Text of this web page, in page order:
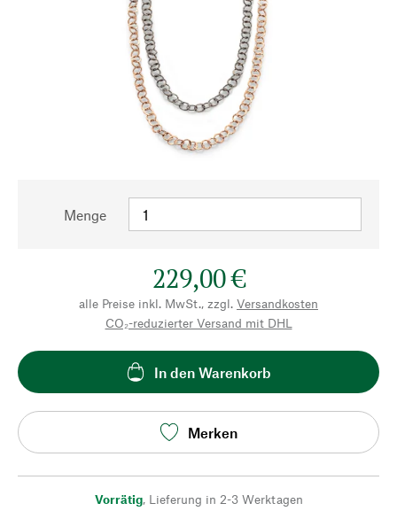
Menge
229,00 €
alle Preise inkl. MwSt., zzgl. Versandkosten
CO₂-reduzierter Versand mit DHL
In den Warenkorb
Merken
Vorrätig, Lieferung in 2-3 Werktagen